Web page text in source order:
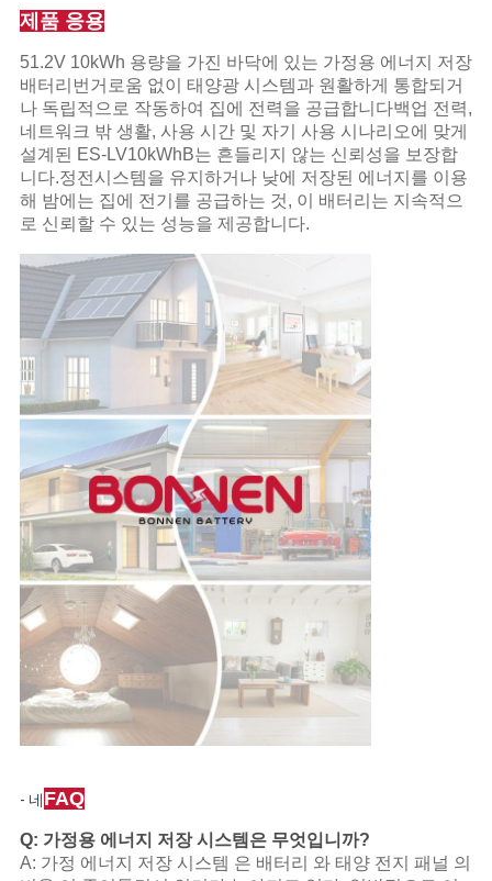
제품 응용
51.2V 10kWh 용량을 가진 바닥에 있는 가정용 에너지 저장
배터리번거로움 없이 태양광 시스템과 원활하게 통합되거
나 독립적으로 작동하여 집에 전력을 공급합니다백업 전력,
네트워크 밖 생활, 사용 시간 및 자기 사용 시나리오에 맞게
설계된 ES-LV10kWhB는 흔들리지 않는 신뢰성을 보장합
니다.정전시스템을 유지하거나 낮에 저장된 에너지를 이용
해 밤에는 집에 전기를 공급하는 것, 이 배터리는 지속적으
로 신뢰할 수 있는 성능을 제공합니다.
- 네FAQ
Q: 가정용 에너지 저장 시스템은 무엇입니까?
A: 가정 에너지 저장 시스템 은 배터리 와 태양 전지 패널 의